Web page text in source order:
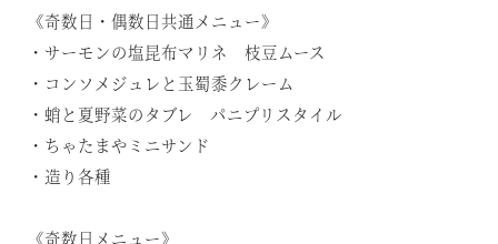
《奇数日・偶数日共通メニュー》
・サーモンの塩昆布マリネ 枝豆ムース
・コンソメジュレと玉蜀黍クレーム
・蛸と夏野菜のタブレ パニプリスタイル
・ちゃたまやミニサンド
・造り各種
《奇数日メニュー》